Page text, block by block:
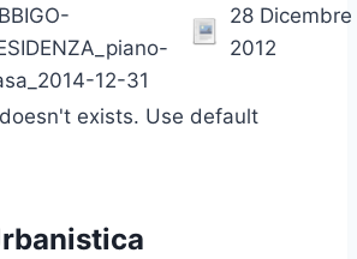
12-31
28 Dicembre
2012
exists. Use default